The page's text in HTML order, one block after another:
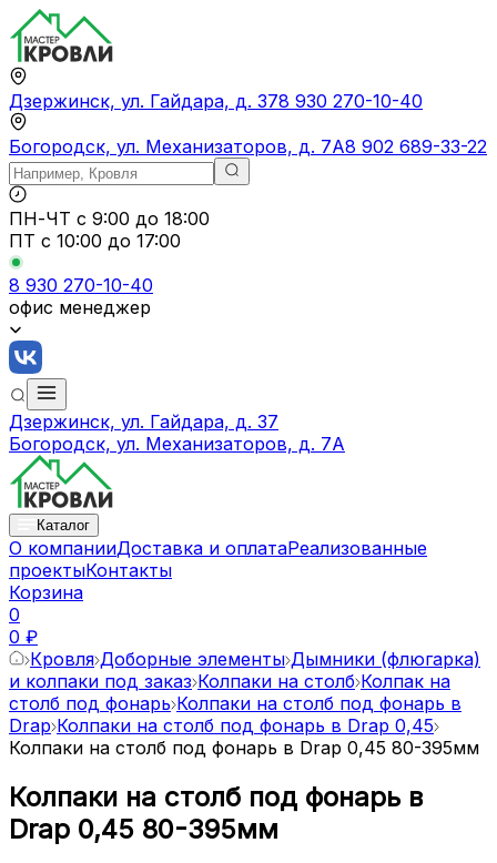
Дзержинск, ул. Гайдара, д. 378 930 270-10-40
Богородск, ул. Механизаторов, д. 7А8 902 689-33-22
ПН-ЧТ с 9:00 до 18:00
ПТ с 10:00 до 17:00
8 930 270-10-40
офис менеджер
Дзержинск, ул. Гайдара, д. 37
Богородск, ул. Механизаторов, д. 7А
Каталог
О компанииДоставка и оплатаРеализованные
проектыКонтакты
Корзина
0
0 ₽
Кровля Доборные элементы Дымники (флюгарка)
и колпаки под заказ Колпаки на столб Колпак на
столб под фонарь Колпаки на столб под фонарь в
Drap Колпаки на столб под фонарь в Drap 0,45
Колпаки на столб под фонарь в Drap 0,45 80-395мм
Колпаки на столб под фонарь в
Drap 0,45 80-395мм